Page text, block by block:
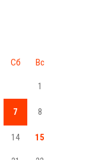
Сб Вс
1
7 8
14 15